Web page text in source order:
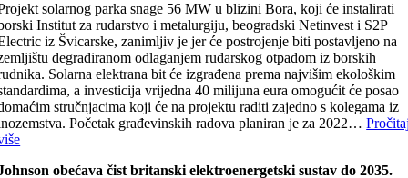
solarnog parka snage 56 MW u blizini Bora, koji će instalirati
Institut za rudarstvo i metalurgiju, beogradski Netinvest i S2P
iz Švicarske, zanimljiv je jer će postrojenje biti postavljeno na
degradiranom odlaganjem rudarskog otpadom iz borskih
Solarna elektrana bit će izgrađena prema najvišim ekološkim
a investicija vrijedna 40 milijuna eura omogućit će posao
stručnjacima koji će na projektu raditi zajedno s kolegama iz
Početak građevinskih radova planiran je za 2022…
obećava čist britanski elektroenergetski sustav do 2035.